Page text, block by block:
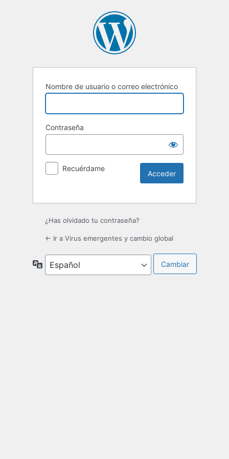
Nombre de usuario o correo electrónico
Contraseña
Recuérdame
¿Has olvidado tu contraseña?
← Ir a Virus emergentes y cambio global
Idioma